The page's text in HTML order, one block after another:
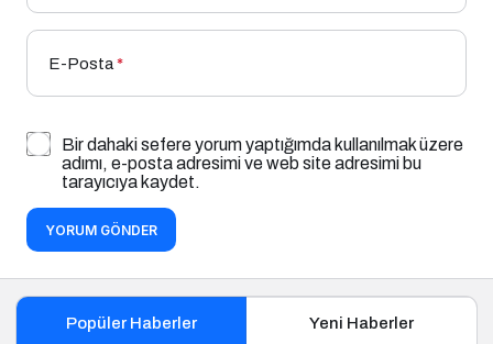
E-Posta*
Bir dahaki sefere yorum yaptığımda kullanılmak üzere
adımı, e-posta adresimi ve web site adresimi bu
tarayıcıya kaydet.
YORUM GÖNDER
Popüler Haberler Yeni Haberler